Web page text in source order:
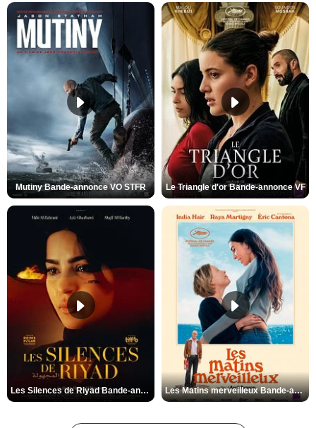
Mutiny Bande-annonce VO STFR Le Triangle d'or Bande-annonce VF
Les Silences de Riyad Bande-annonce VO STFR Les Matins merveilleux Bande-annonce VF